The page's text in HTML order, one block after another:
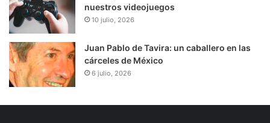
nuestros videojuegos
10 julio, 2026
Juan Pablo de Tavira: un caballero en las
cárceles de México
6 julio, 2026